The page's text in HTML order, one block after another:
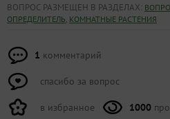
ВОПРОС РАЗМЕЩЕН В РАЗДЕЛАХ:
ОПРЕДЕЛИТЕЛЬ, КОМНАТНЫЕ РАСТЕНИЯ
1 комментарий
спасибо за вопрос
в избранное 1000